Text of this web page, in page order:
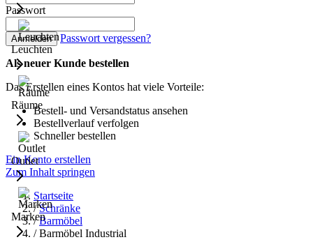
Leuchten
Räume
Outlet
Marken
Passwort
Anmelden Passwort vergessen?
Als neuer Kunde bestellen
Das Erstellen eines Kontos hat viele Vorteile:
Bestell- und Versandstatus ansehen
Bestellverlauf verfolgen
Schneller bestellen
Ein Konto erstellen
Zum Inhalt springen
Startseite
/ Schränke
/ Barmöbel
/ Barmöbel Industrial